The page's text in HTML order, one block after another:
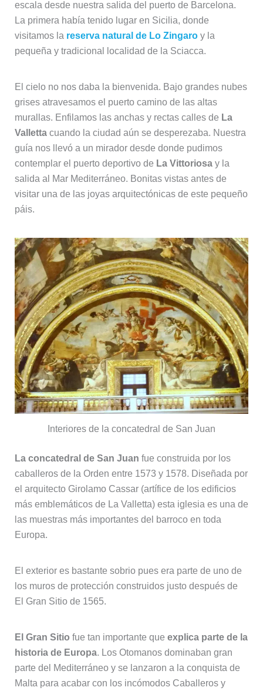
escala desde nuestra salida del puerto de Barcelona.
La primera había tenido lugar en Sicilia, donde
visitamos la reserva natural de Lo Zingaroy la
pequeña y tradicional localidad de la Sciacca.
El cielo no nos daba la bienvenida. Bajo grandes nubes
grises atravesamos el puerto camino de las altas
murallas. Enfilamos las anchas y rectas calles de La
Vallettacuando la ciudad aún se desperezaba. Nuestra
guía nos llevó a un mirador desde donde pudimos
contemplar el puerto deportivo de La Vittoriosay la
salida al Mar Mediterráneo. Bonitas vistas antes de
visitar una de las joyas arquitectónicas de este pequeño
páis.
Interiores de la concatedral de San Juan
La concatedral de San Juan fue construida por los
caballeros de la Orden entre 1573 y 1578. Diseñada por
el arquitecto Girolamo Cassar (artífice de los edificios
más emblemáticos de La Valletta) esta iglesia es una de
las muestras más importantes del barroco en toda
Europa.
El exterior es bastante sobrio pues era parte de uno de
los muros de protección construidos justo después de
El Gran Sitio de 1565.
El Gran Sitio fue tan importante que explica parte de la
historia de Europa. Los Otomanos dominaban gran
parte del Mediterráneo y se lanzaron a la conquista de
Malta para acabar con los incómodos Caballeros y